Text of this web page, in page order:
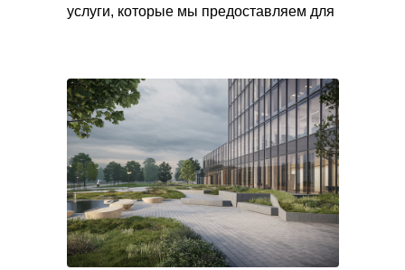
услуги, которые мы предоставляем для